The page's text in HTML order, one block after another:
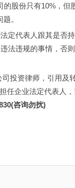
股份只有10%，但
。
定代表人跟其是否
法违规的事情，否
投资律师，引用及
任企业法定代表人
咨询勿扰)